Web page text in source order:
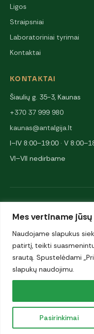
Mes vertiname
Naudojame slapukus
patirtį, teikti
srautą. Spustelėdami
slapukų naudojimu.
Pasirinkimai
Ligos
Straipsniai
Laboratoriniai tyrimai
Kontaktai
KONTAKTAI
Šiaulių g. 35-3, Kaunas
+370 37 999 980
kaunas@antalgija.lt
I–IV 8:00–19:00 · V
VI–VII nedirbame